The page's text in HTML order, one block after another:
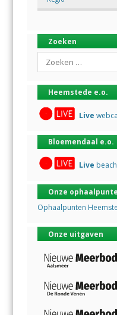
Zoeken
Search
Heemstede e.o.
Live
Bloemendaal e.o.
Live
Onze
Ophaalpunten
Onze uitgaven